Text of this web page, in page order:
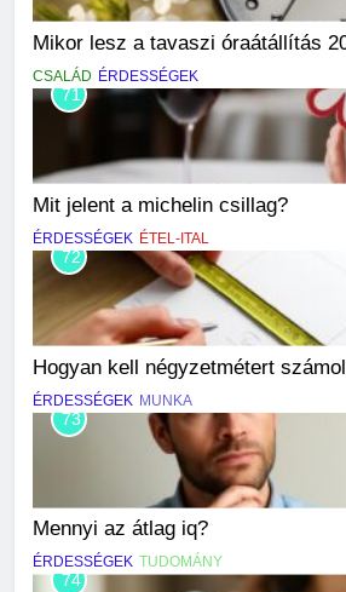
Mikor lesz a tavaszi óraátállítás
CSALÁD ÉRDESSÉGEK
71
Mit jelent a michelin csillag?
ÉRDESSÉGEK ÉTEL-ITAL
72
Hogyan kell négyzetmétert
ÉRDESSÉGEK MUNKA
73
Mennyi az átlag iq?
ÉRDESSÉGEK TUDOMÁNY
74